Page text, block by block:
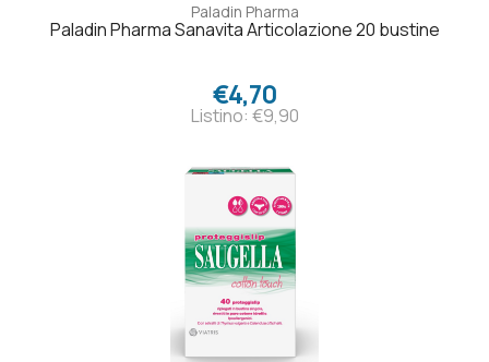
Paladin Pharma
Paladin Pharma Sanavita Articolazione 20 bustine
€4,70
Listino: €9,90